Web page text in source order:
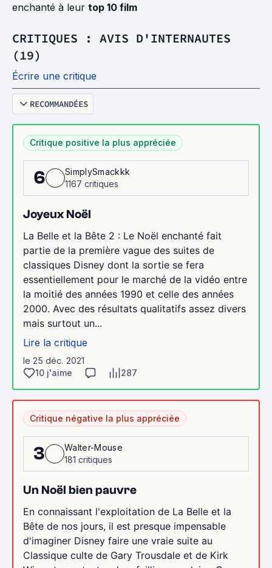
enchanté à leur top 10 film
CRITIQUES : AVIS D'INTERNAUTES
(19)
Écrire une critique
RECOMMANDÉES
Critique positive la plus appréciée
6
SimplySmackkk
1167 critiques
Joyeux Noël
La Belle et la Bête 2 : Le Noël enchanté fait
partie de la première vague des suites de
classiques Disney dont la sortie se fera
essentiellement pour le marché de la vidéo entre
la moitié des années 1990 et celle des années
2000. Avec des résultats qualitatifs assez divers
mais surtout un...
Lire la critique
le 25 déc. 2021
10 j'aime
287
Critique négative la plus appréciée
3
Walter-Mouse
181 critiques
Un Noël bien pauvre
En connaissant l'exploitation de La Belle et la
Bête de nos jours, il est presque impensable
d'imaginer Disney faire une vraie suite au
Classique culte de Gary Trousdale et de Kirk